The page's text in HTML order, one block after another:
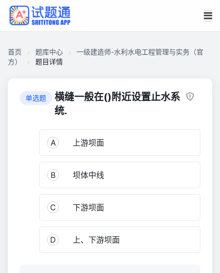
首页 题库中心
一级建造师-水利水电工程管理与实务（官
方）
题目详情
单选题
横缝一般在()附近设置止水系
统.
A 上游坝面
B 坝体中线
C 下游坝面
D 上、下游坝面